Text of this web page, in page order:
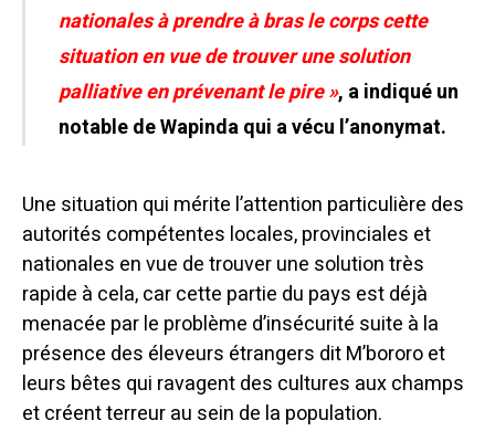
nationales à prendre à bras le corps cette
situation en vue de trouver une solution
palliative en prévenant le pire », a indiqué un
notable de Wapinda qui a vécu l’anonymat.
Une situation qui mérite l’attention particulière des
autorités compétentes locales, provinciales et
nationales en vue de trouver une solution très
rapide à cela, car cette partie du pays est déjà
menacée par le problème d’insécurité suite à la
présence des éleveurs étrangers dit M’bororo et
leurs bêtes qui ravagent des cultures aux champs
et créent terreur au sein de la population.